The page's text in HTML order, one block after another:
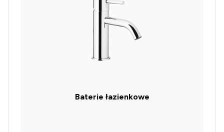
Baterie łazienkowe